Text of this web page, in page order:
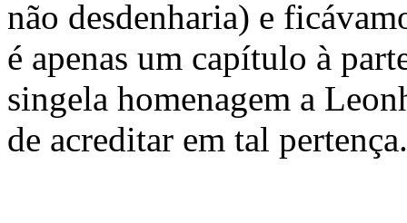
não desdenharia) e
é apenas um capítulo à
singela homenagem a
de acreditar em tal